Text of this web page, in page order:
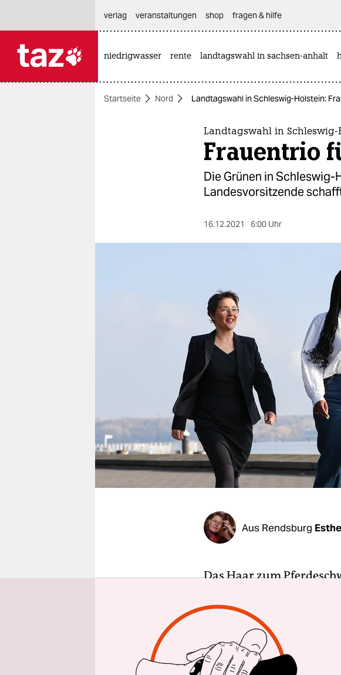
themen
fragen & hilfe
unterstützen
verlag
veranstaltungen shop fragen & hilfe
niedrigwasser rente landtagswahl in sachsen-anhalt
Startseite Nord Landtagswahl in Schleswig-Holstein:
Landtagswahl in Schleswig-
Frauentrio
Die Grünen in
Landesvorsitzende
16.12.2021 6:00 Uhr
Aus Rendsburg
Das Haar zum
Maske in Falten gelegt:
Tranziska die Wahlen
der Grünen. Dreimal
auf der
Mai an, dreimal